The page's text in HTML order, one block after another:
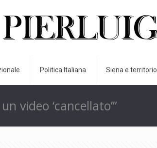
Politica Italiana Siena e territorio
video ‘cancellato’”